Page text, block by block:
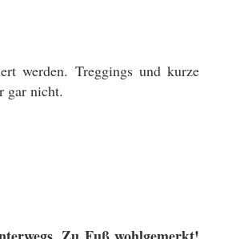
werden. Treggings und kurze
gar nicht.